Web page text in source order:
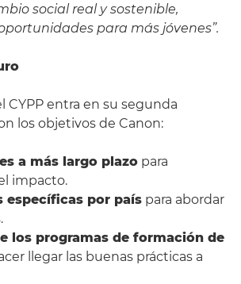
social real y sostenible,
para más jóvenes”.
CYPP entra en su segunda
los objetivos de Canon:
a más largo plazo para
impacto.
específicas por país para abordar
los programas de formación de
llegar las buenas prácticas a